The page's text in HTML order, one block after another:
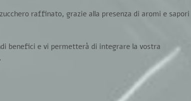
raffinato, grazie alla presenza di aromi e sapori
benefici e vi permetterà di integrare la vostra